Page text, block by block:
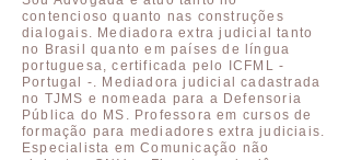
contencioso quanto nas construções
dialogais. Mediadora extra judicial tanto
no Brasil quanto em países de língua
portuguesa, certificada pelo ICFML -
Portugal -. Mediadora judicial cadastrada
no TJMS e nomeada para a Defensoria
Pública do MS. Professora em cursos de
formação para mediadores extra judiciais.
Especialista em Comunicação não